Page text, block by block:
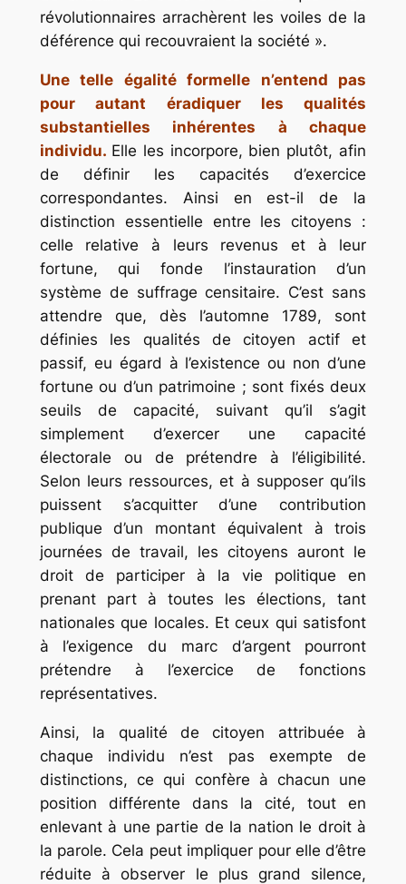
révolutionnaires arrachèrent les voiles de la
déférence qui recouvraient la société ».
Une telle égalité formelle n’entend pas
pour autant éradiquer les qualités
substantielles inhérentes à chaque
individu. Elle les incorpore, bien plutôt, afin
de définir les capacités d’exercice
correspondantes. Ainsi en est-il de la
distinction essentielle entre les citoyens :
celle relative à leurs revenus et à leur
fortune, qui fonde l’instauration d’un
système de suffrage censitaire. C’est sans
attendre que, dès l’automne 1789, sont
définies les qualités de citoyen actif et
passif, eu égard à l’existence ou non d’une
fortune ou d’un patrimoine ; sont fixés deux
seuils de capacité, suivant qu’il s’agit
simplement d’exercer une capacité
électorale ou de prétendre à l’éligibilité.
Selon leurs ressources, et à supposer qu’ils
puissent s’acquitter d’une contribution
publique d’un montant équivalent à trois
journées de travail, les citoyens auront le
droit de participer à la vie politique en
prenant part à toutes les élections, tant
nationales que locales. Et ceux qui satisfont
à l’exigence du marc d’argent pourront
prétendre à l’exercice de fonctions
représentatives.
Ainsi, la qualité de citoyen attribuée à
chaque individu n’est pas exempte de
distinctions, ce qui confère à chacun une
position différente dans la cité, tout en
enlevant à une partie de la nation le droit à
la parole. Cela peut impliquer pour elle d’être
réduite à observer le plus grand silence,